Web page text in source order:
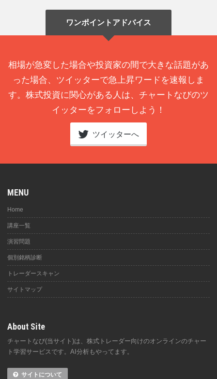
ワンポイントアドバイス
相場が急変した場合や投資家の間で大きな話題があ
った場合、ツイッターで急上昇ワードを速報しま
す。株式投資に関心がある人は、チャートなびのツ
イッターをフォローしよう！
ツイッターへ
MENU
Home
講座一覧
演習問題
個別銘柄診断
トレーダースキャン
サイトマップ
About Site
チャートなび(当サイト)は、株式トレーダー向けのオンラインのチャー
ト学習サービスです。AI分析もやってます。
サイトについて